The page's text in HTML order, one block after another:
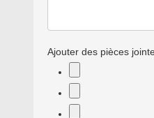
Ajouter des pièces